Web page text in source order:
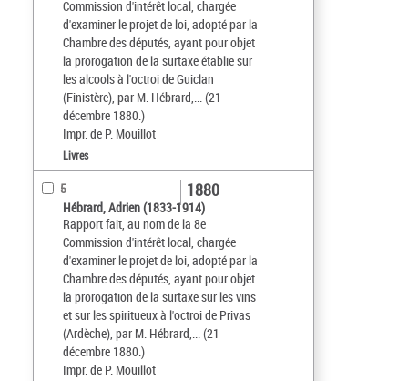
Commission d'intérêt local, chargée
d'examiner le projet de loi, adopté par la
Chambre des députés, ayant pour objet
la prorogation de la surtaxe établie sur
les alcools à l'octroi de Guiclan
(Finistère), par M. Hébrard,... (21
décembre 1880.)
Impr. de P. Mouillot
Livres
5
Hébrard, Adrien (1833-1914)
Rapport fait, au nom de la 8e
Commission d'intérêt local, chargée
d'examiner le projet de loi, adopté par la
Chambre des députés, ayant pour objet
la prorogation de la surtaxe sur les vins
et sur les spiritueux à l'octroi de Privas
(Ardèche), par M. Hébrard,... (21
décembre 1880.)
Impr. de P. Mouillot
1880